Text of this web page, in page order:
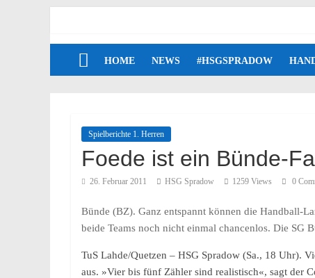
HOME NEWS #HSGSPRADOW
Spielberichte 1. Herren
Foede ist ein Bünde-
26. Februar 2011 HSG Spradow 1259 Views 0
Bünde (BZ). Ganz entspannt können die Handball-
beide Teams noch nicht einmal chancenlos. Die SG
TuS Lahde/Quetzen – HSG Spradow (Sa., 18 Uhr).
aus. »Vier bis fünf Zähler sind realistisch«, sagt der